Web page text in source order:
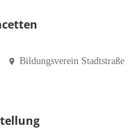
Bildungsverein Stadtstraße